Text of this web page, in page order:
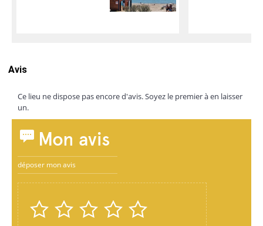
Avis
Ce lieu ne dispose pas encore d'avis. Soyez le premier à en laisser
un.
Mon avis
déposer mon avis